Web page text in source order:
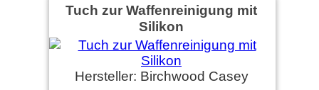
Tuch zur Waffenreinigung mit
Silikon
Hersteller: Birchwood Casey